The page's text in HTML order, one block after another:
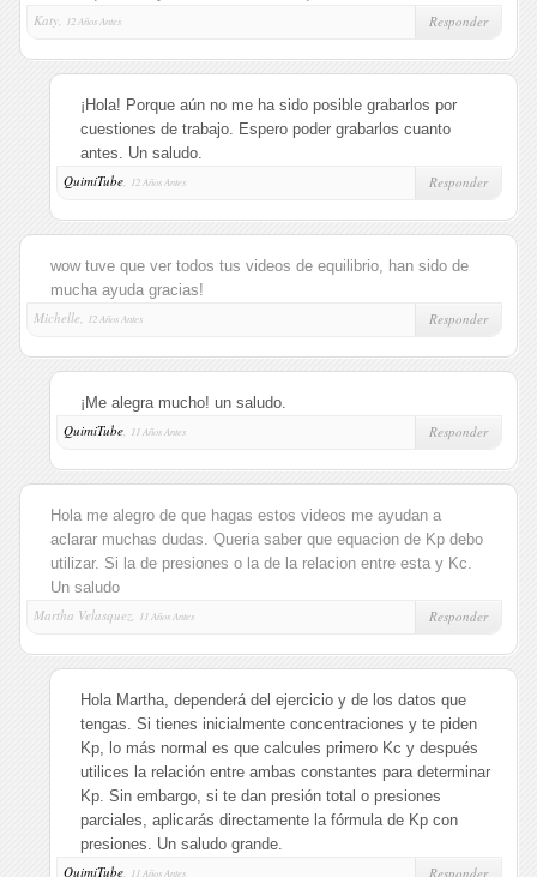
Katy,
12 Años Antes Responder
¡Hola! Porque aún no me ha sido posible grabarlos por
cuestiones de trabajo. Espero poder grabarlos cuanto
antes. Un saludo.
QuimiTube, 12 Años Antes Responder
wow tuve que ver todos tus videos de equilibrio, han sido de
mucha ayuda gracias!
Michelle,
12 Años Antes Responder
¡Me alegra mucho! un saludo.
QuimiTube, 11 Años Antes Responder
Hola me alegro de que hagas estos videos me ayudan a
aclarar muchas dudas. Queria saber que equacion de Kp debo
utilizar. Si la de presiones o la de la relacion entre esta y Kc.
Un saludo
Martha Velasquez,
11 Años Antes Responder
Hola Martha, dependerá del ejercicio y de los datos que
tengas. Si tienes inicialmente concentraciones y te piden
Kp, lo más normal es que calcules primero Kc y después
utilices la relación entre ambas constantes para determinar
Kp. Sin embargo, si te dan presión total o presiones
parciales, aplicarás directamente la fórmula de Kp con
presiones. Un saludo grande.
QuimiTube, 11 Años Antes Responder